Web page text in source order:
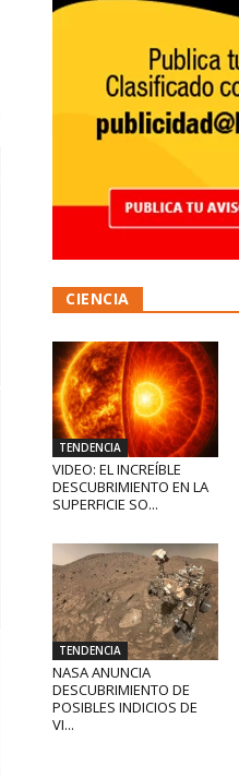
CIENCIA
TENDENCIA
VIDEO: EL INCREÍBLE
DESCUBRIMIENTO EN LA
SUPERFICIE SO...
TENDENCIA
NASA ANUNCIA
DESCUBRIMIENTO DE
POSIBLES INDICIOS DE
VI...